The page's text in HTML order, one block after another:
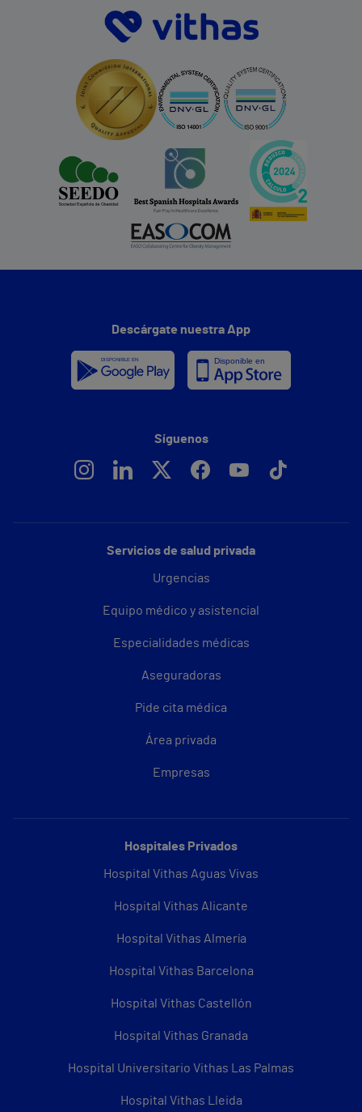
Servicios de salud privada
Urgencias
Equipo médico y asistencial
Especialidades médicas
Aseguradoras
Pide cita médica
Área privada
Empresas
Hospitales Privados
Hospital Vithas Aguas Vivas
Hospital Vithas Alicante
Hospital Vithas Almería
Hospital Vithas Barcelona
Hospital Vithas Castellón
Hospital Vithas Granada
Hospital Universitario Vithas Las Palmas
Hospital Vithas Lleida
Descárgate nuestra App
Síguenos